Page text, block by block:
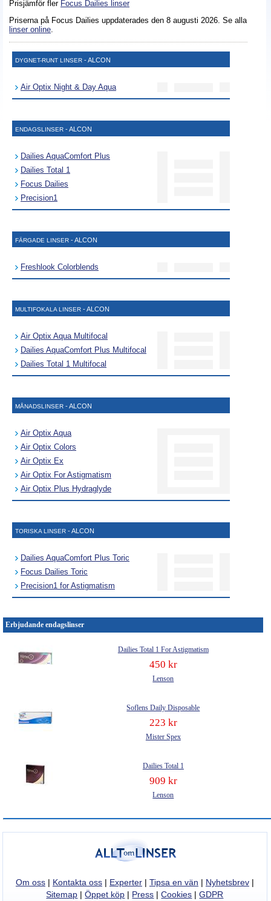
Prisjämför fler Focus Dailies linser
Priserna på Focus Dailies uppdaterades den 8 augusti 2026 . Se alla
linser online
DYGNET-RUNT LINSER - ALCON
Air Optix Night & Day Aqua
ENDAGSLINSER - ALCON
Dailies AquaComfort Plus
Dailies Total 1
Focus Dailies
Precision1
FÄRGADE LINSER - ALCON
Freshlook Colorblends
MULTIFOKALA LINSER - ALCON
Air Optix Aqua Multifocal
Dailies AquaComfort Plus Multifocal
Dailies Total 1 Multifocal
MÅNADSLINSER - ALCON
Air Optix Aqua
Air Optix Colors
Air Optix Ex
Air Optix For Astigmatism
Air Optix Plus Hydraglyde
TORISKA LINSER - ALCON
Dailies AquaComfort Plus Toric
Focus Dailies Toric
Precision1 for Astigmatism
Erbjudande endagslinser
Dailies Total 1 For Astigmatism
450 kr
Lenson
Soflens Daily Disposable
223 kr
Mister Spex
Dailies Total 1
909 kr
Lenson
Om oss| Kontakta oss| Experter| Tipsa en vän | Nyhetsbrev|
Sitemap |Öppet köp | Press |Cookies |GDPR